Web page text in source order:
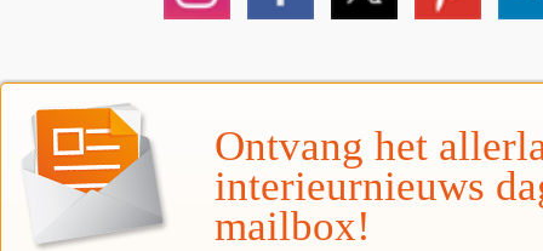
Ontvang het
interieurnieuws
mailbox!